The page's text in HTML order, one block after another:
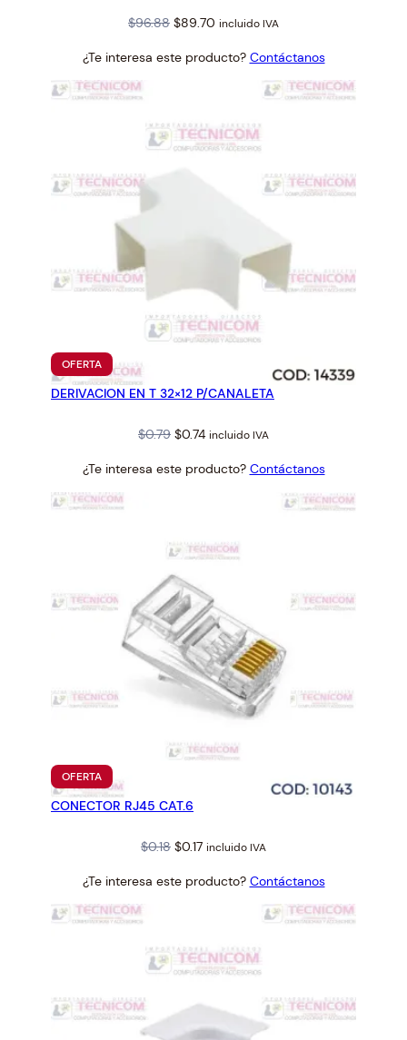
$96.88 Original
was:
$89.70 Current
is:
incluido IVA
¿Te interesa este producto? Contáctanos
OFERTAPRODUCTO
EN
OFERTA
DERIVACION EN T 32×12 P/CANALETA
$0.79 Original
was:
$0.74Current
is:
incluido IVA
¿Te interesa este producto? Contáctanos
OFERTAPRODUCTO
EN
OFERTA
CONECTOR RJ45 CAT.6
$0.18 Original
was:
$0.17Current
is:
incluido IVA
¿Te interesa este producto? Contáctanos